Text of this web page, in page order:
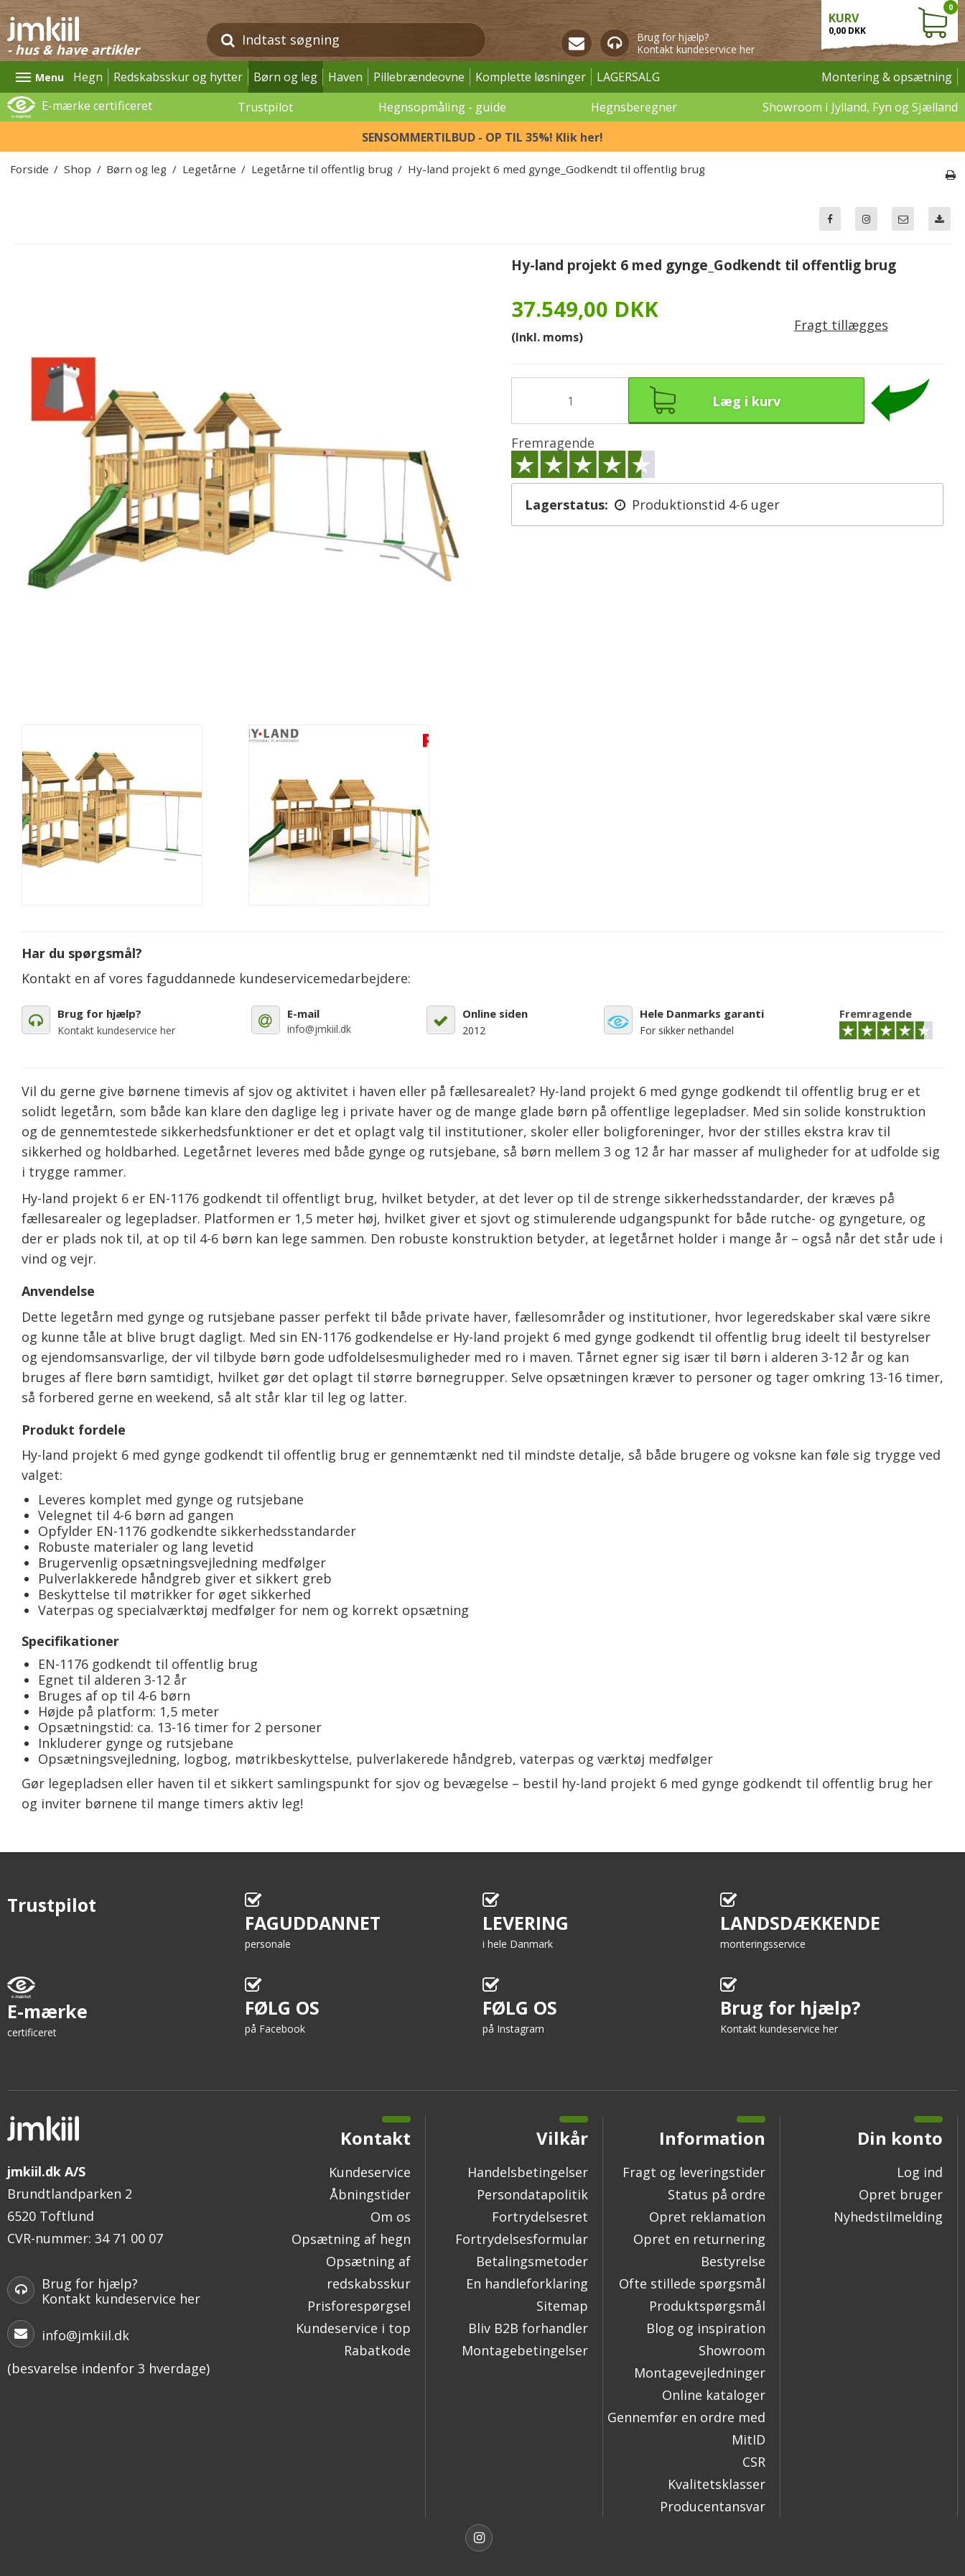
- hus & have artikler
Brug for hjælp?
Kontakt kundeservice her
KURV
0,00 DKK
0
Menu Hegn Redskabsskur og hytter Børn og leg Haven Pillebrændeovne Komplette løsninger LAGERSALG
Montering & opsætning
E-mærke certificeret
Trustpilot Hegnsopmåling - guide Hegnsberegner
Showroom i Jylland, Fyn og Sjælland
SENSOMMERTILBUD - OP TIL 35%! Klik her!
Forside / Shop / Børn og leg / Legetårne / Legetårne til offentlig brug / Hy-land projekt 6 med gynge_Godkendt til offentlig brug
Hy-land projekt 6 med gynge_Godkendt til offentlig brug
37.549,00 DKK
(Inkl. moms)
Fragt tillægges
Læg i kurv
Fremragende
Lagerstatus: Produktionstid 4-6 uger
Har du spørgsmål?
Kontakt en af vores faguddannede kundeservicemedarbejdere:
Brug for hjælp?
Kontakt kundeservice her
E-mail
info@jmkiil.dk
Online siden
2012
Hele Danmarks garanti
For sikker nethandel
Fremragende
Vil du gerne give børnene timevis af sjov og aktivitet i haven eller på fællesarealet? Hy-land projekt 6 med gynge godkendt til offentlig brug er et
solidt legetårn, som både kan klare den daglige leg i private haver og de mange glade børn på offentlige legepladser. Med sin solide konstruktion
og de gennemtestede sikkerhedsfunktioner er det et oplagt valg til institutioner, skoler eller boligforeninger, hvor der stilles ekstra krav til
sikkerhed og holdbarhed. Legetårnet leveres med både gynge og rutsjebane, så børn mellem 3 og 12 år har masser af muligheder for at udfolde sig
i trygge rammer.
Hy-land projekt 6 er EN-1176 godkendt til offentligt brug, hvilket betyder, at det lever op til de strenge sikkerhedsstandarder, der kræves på
fællesarealer og legepladser. Platformen er 1,5 meter høj, hvilket giver et sjovt og stimulerende udgangspunkt for både rutche- og gyngeture, og
der er plads nok til, at op til 4-6 børn kan lege sammen. Den robuste konstruktion betyder, at legetårnet holder i mange år – også når det står ude i
vind og vejr.
Anvendelse
Dette legetårn med gynge og rutsjebane passer perfekt til både private haver, fællesområder og institutioner, hvor legeredskaber skal være sikre
og kunne tåle at blive brugt dagligt. Med sin EN-1176 godkendelse er Hy-land projekt 6 med gynge godkendt til offentlig brug ideelt til bestyrelser
og ejendomsansvarlige, der vil tilbyde børn gode udfoldelsesmuligheder med ro i maven. Tårnet egner sig især til børn i alderen 3-12 år og kan
bruges af flere børn samtidigt, hvilket gør det oplagt til større børnegrupper. Selve opsætningen kræver to personer og tager omkring 13-16 timer,
så forbered gerne en weekend, så alt står klar til leg og latter.
Produkt fordele
Hy-land projekt 6 med gynge godkendt til offentlig brug er gennemtænkt ned til mindste detalje, så både brugere og voksne kan føle sig trygge ved
valget:
Leveres komplet med gynge og rutsjebane
Velegnet til 4-6 børn ad gangen
Opfylder EN-1176 godkendte sikkerhedsstandarder
Robuste materialer og lang levetid
Brugervenlig opsætningsvejledning medfølger
Pulverlakkerede håndgreb giver et sikkert greb
Beskyttelse til møtrikker for øget sikkerhed
Vaterpas og specialværktøj medfølger for nem og korrekt opsætning
Specifikationer
EN-1176 godkendt til offentlig brug
Egnet til alderen 3-12 år
Bruges af op til 4-6 børn
Højde på platform: 1,5 meter
Opsætningstid: ca. 13-16 timer for 2 personer
Inkluderer gynge og rutsjebane
Opsætningsvejledning, logbog, møtrikbeskyttelse, pulverlakerede håndgreb, vaterpas og værktøj medfølger
Gør legepladsen eller haven til et sikkert samlingspunkt for sjov og bevægelse – bestil hy-land projekt 6 med gynge godkendt til offentlig brug her
og inviter børnene til mange timers aktiv leg!
Trustpilot
FAGUDDANNET
personale
LEVERING
i hele Danmark
LANDSDÆKKENDE
monteringsservice
E-mærke
certificeret
FØLG OS
på Facebook
FØLG OS
på Instagram
Brug for hjælp?
Kontakt kundeservice her
jmkiil.dk A/S
Brundtlandparken 2
6520 Toftlund
CVR-nummer: 34 71 00 07
Brug for hjælp?
Kontakt kundeservice her
info@jmkiil.dk
(besvarelse indenfor 3 hverdage)
Kontakt
Kundeservice
Åbningstider
Om os
Opsætning af hegn
Opsætning af
redskabsskur
Prisforespørgsel
Kundeservice i top
Rabatkode
Vilkår
Handelsbetingelser
Persondatapolitik
Fortrydelsesret
Fortrydelsesformular
Betalingsmetoder
En handleforklaring
Sitemap
Bliv B2B forhandler
Montagebetingelser
Information
Fragt og leveringstider
Status på ordre
Opret reklamation
Opret en returnering
Bestyrelse
Ofte stillede spørgsmål
Produktspørgsmål
Blog og inspiration
Showroom
Montagevejledninger
Online kataloger
Gennemfør en ordre med
MitID
CSR
Kvalitetsklasser
Producentansvar
Din konto
Log ind
Opret bruger
Nyhedstilmelding